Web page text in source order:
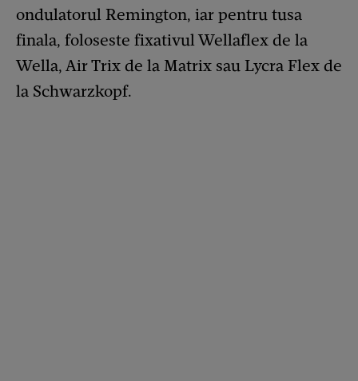
ondulatorul Remington, iar pentru tusa
finala, foloseste fixativul Wellaflex de la
Wella, Air Trix de la Matrix sau Lycra Flex de
la Schwarzkopf.